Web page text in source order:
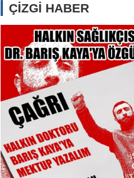
ÇİZGİ HABER